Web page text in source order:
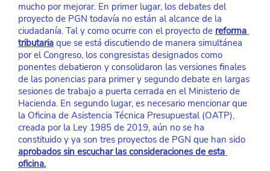
mucho por mejorar. En primer lugar, los debates del
proyecto de PGN todavía no están al alcance de la
ciudadanía. Tal y como ocurre con el proyecto de reforma
tributaria que se está discutiendo de manera simultánea
por el Congreso, los congresistas designados como
ponentes debatieron y consolidaron las versiones finales
de las ponencias para primer y segundo debate en largas
sesiones de trabajo a puerta cerrada en el Ministerio de
Hacienda. En segundo lugar, es necesario mencionar que
la Oficina de Asistencia Técnica Presupuestal (OATP),
creada por la Ley 1985 de 2019, aún no se ha
constituido y ya son tres proyectos de PGN que han sido
aprobados sin escuchar las consideraciones de esta
oficina.